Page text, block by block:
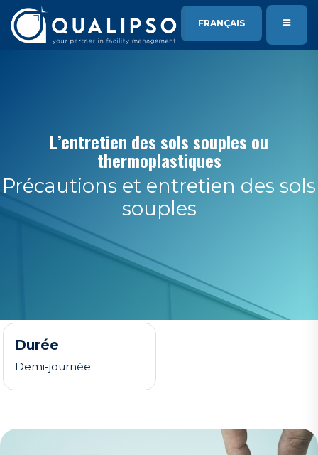
SE RENDRE AU CONTENU
FRANÇAIS
L’entretien des sols souples ou
thermoplastiques
Précautions et entretien des sols
souples
Durée
Demi-journée.